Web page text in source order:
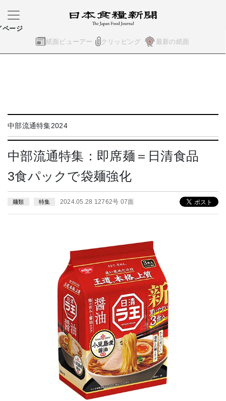
紙面ビューアー クリッピング 最新の紙面
ページ
中部流通特集2024
中部流通特集：即席麺＝日清食品
3食パックで袋麺強化
麺類 特集 2024.05.28 12762号 07面